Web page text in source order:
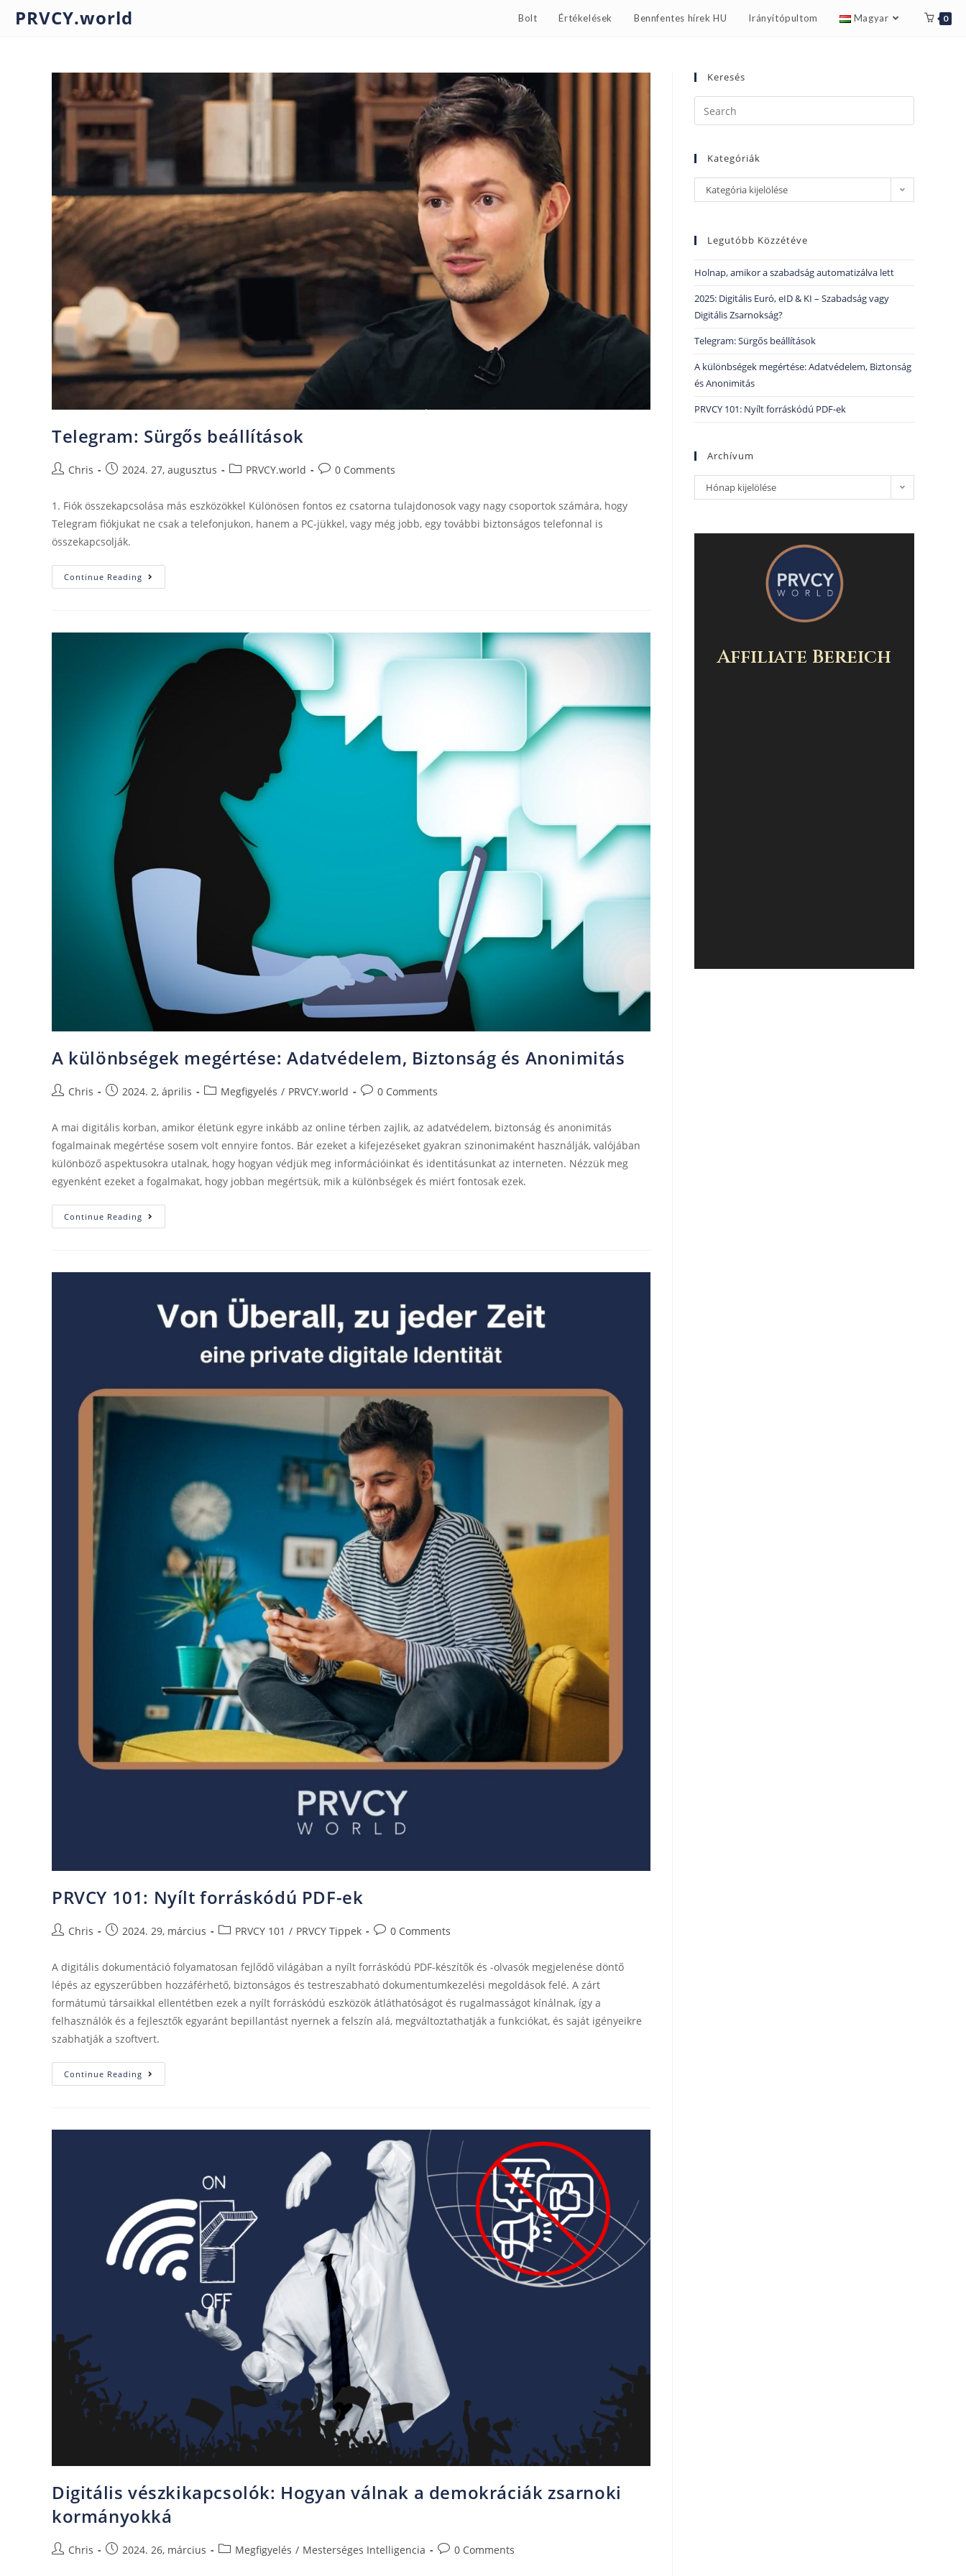
PRVCY.world Bolt Értékelések Bennfentes hírek HU Irányítópultom Magyar 0
Telegram: Sürgős beállítások
Chris 2024. 27, augusztus PRVCY.world 0 Comments
1. Fiók összekapcsolása más eszközökkel Különösen fontos ez csatorna tulajdonosok vagy nagy csoportok számára, hogy
Telegram fiókjukat ne csak a telefonjukon, hanem a PC-jükkel, vagy még jobb, egy további biztonságos telefonnal is
összekapcsolják.
Continue Reading
A különbségek megértése: Adatvédelem, Biztonság és Anonimitás
Chris 2024. 2, április Megfigyelés / PRVCY.world 0 Comments
A mai digitális korban, amikor életünk egyre inkább az online térben zajlik, az adatvédelem, biztonság és anonimitás
fogalmainak megértése sosem volt ennyire fontos. Bár ezeket a kifejezéseket gyakran szinonimaként használják, valójában
különböző aspektusokra utalnak, hogy hogyan védjük meg információinkat és identitásunkat az interneten. Nézzük meg
egyenként ezeket a fogalmakat, hogy jobban megértsük, mik a különbségek és miért fontosak ezek.
Continue Reading
PRVCY 101: Nyílt forráskódú PDF-ek
Chris 2024. 29, március PRVCY 101 / PRVCY Tippek 0 Comments
A digitális dokumentáció folyamatosan fejlődő világában a nyílt forráskódú PDF-készítők és -olvasók megjelenése döntő
lépés az egyszerűbben hozzáférhető, biztonságos és testreszabható dokumentumkezelési megoldások felé. A zárt
formátumú társaikkal ellentétben ezek a nyílt forráskódú eszközök átláthatóságot és rugalmasságot kínálnak, így a
felhasználók és a fejlesztők egyaránt bepillantást nyernek a felszín alá, megváltoztathatják a funkciókat, és saját igényeikre
szabhatják a szoftvert.
Continue Reading
Digitális vészkikapcsolók: Hogyan válnak a demokráciák zsarnoki
kormányokká
Chris 2024. 26, március Megfigyelés / Mesterséges Intelligencia 0 Comments
Keresés
Kategóriák
Kategória kijelölése
Legutóbb Közzétéve
Holnap, amikor a szabadság automatizálva lett
2025: Digitális Euró, eID & KI – Szabadság vagy
Digitális Zsarnokság?
Telegram: Sürgős beállítások
A különbségek megértése: Adatvédelem, Biztonság
és Anonimitás
PRVCY 101: Nyílt forráskódú PDF-ek
Archívum
Hónap kijelölése
Affiliate Bereich